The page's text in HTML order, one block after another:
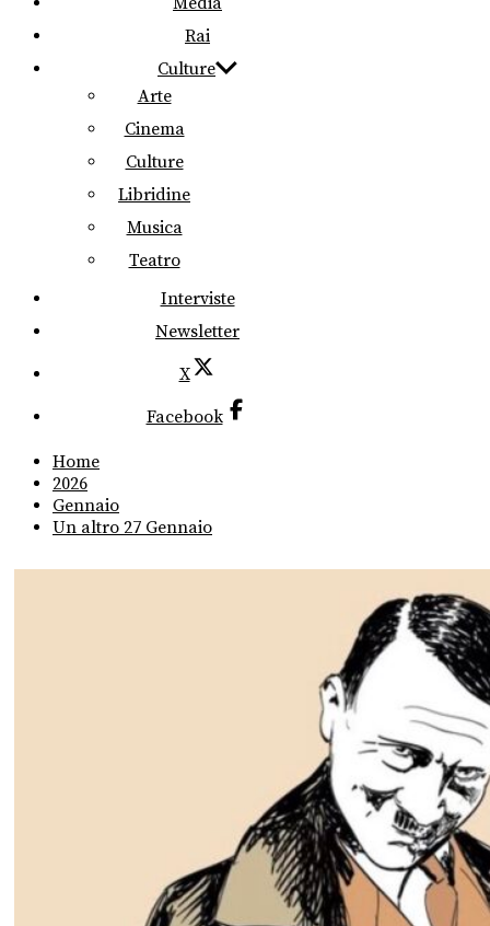
Rai
Culture
Arte
Cinema
Culture
Libridine
Musica
Teatro
Interviste
Newsletter
X
Facebook
Home
2026
Gennaio
Un altro 27 Gennaio